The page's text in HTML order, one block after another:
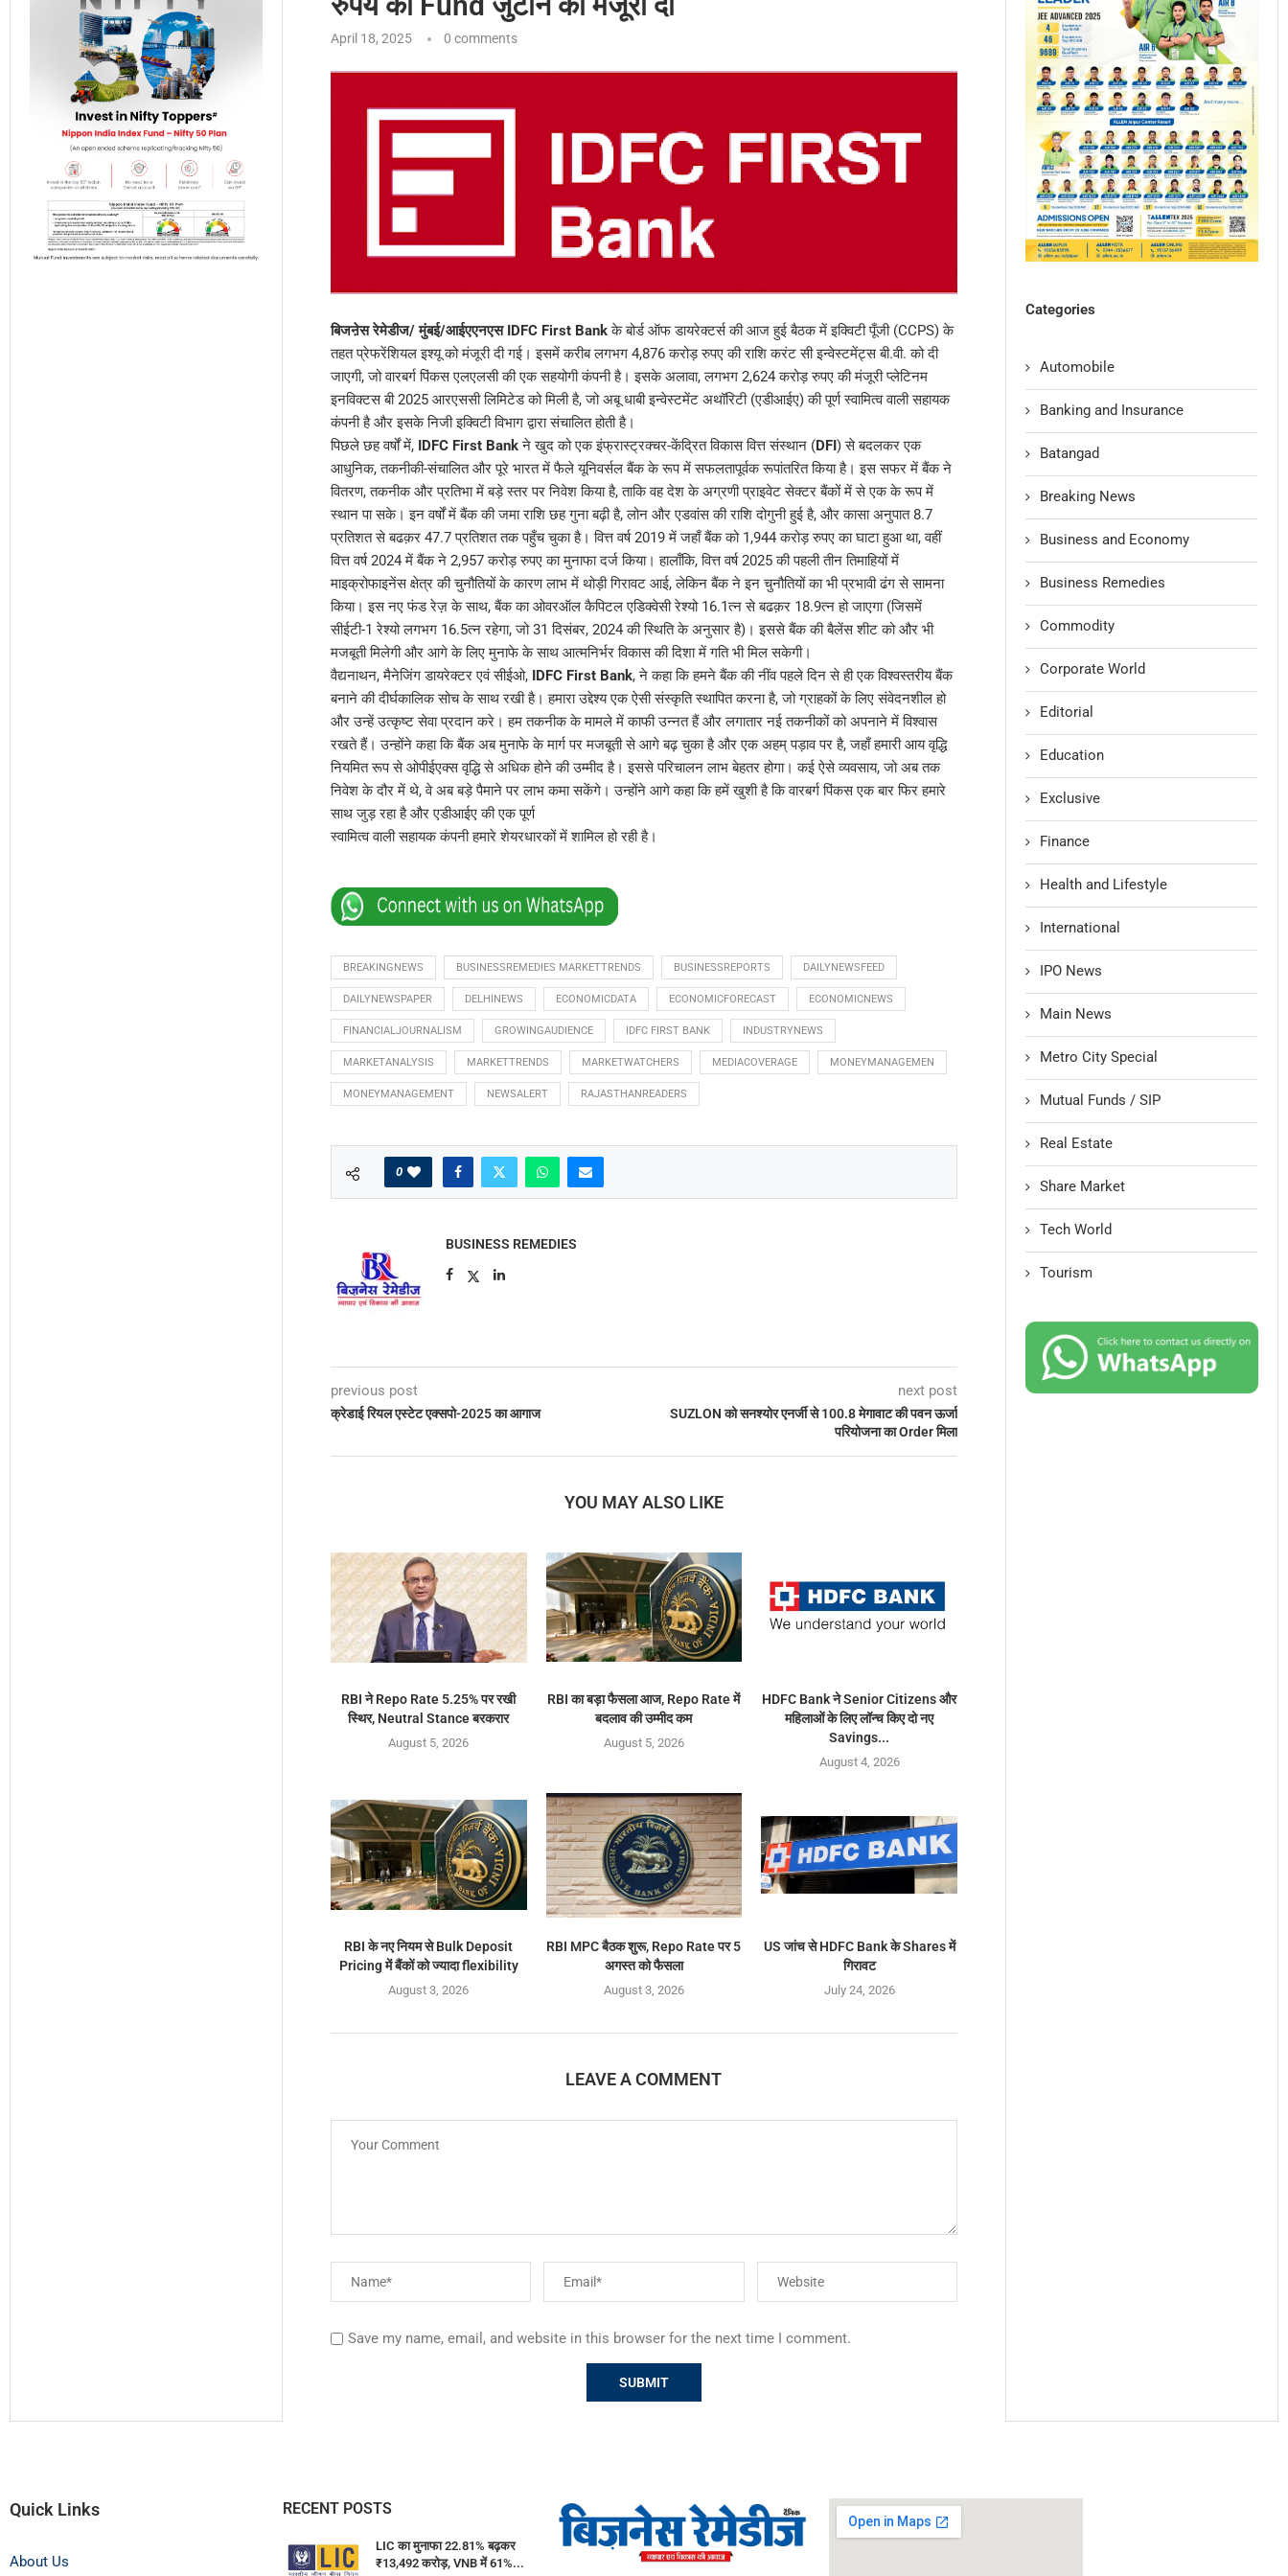
April 18, 2025 0 comments
बिजऩेस रेमेडीज/ मुंबई/आईएएनएस IDFC First Bankके बोर्ड ऑफ डायरेक्टर्स की आज हुई बैठक में इक्विटी पूँजी (CCPS) के
तहत प्रेफरेंशियल इश्यू को मंजूरी दी गई। इसमें करीब लगभग 4,876 करोड़ रुपए की राशि करंट सी इन्वेस्टमेंट्स बी.वी. को दी
जाएगी, जो वारबर्ग पिंकस एलएलसी की एक सहयोगी कंपनी है। इसके अलावा, लगभग 2,624 करोड़ रुपए की मंजूरी प्लेटिनम
इनविक्टस बी 2025 आरएससी लिमिटेड को मिली है, जो अबू धाबी इन्वेस्टमेंट अथॉरिटी (एडीआईए) की पूर्ण स्वामित्व वाली सहायक
कंपनी है और इसके निजी इक्विटी विभाग द्वारा संचालित होती है।
पिछले छह वर्षों में, IDFC First Bankने खुद को एक इंफ्रास्ट्रक्चर-केंद्रित विकास वित्त संस्थान (DFI) से बदलकर एक
आधुनिक, तकनीकी-संचालित और पूरे भारत में फैले यूनिवर्सल बैंक के रूप में सफलतापूर्वक रूपांतरित किया है। इस सफर में बैंक ने
वितरण, तकनीक और प्रतिभा में बड़े स्तर पर निवेश किया है, ताकि वह देश के अग्रणी प्राइवेट सेक्टर बैंकों में से एक के रूप में
स्थान पा सके। इन वर्षों में बैंक की जमा राशि छह गुना बढ़ी है, लोन और एडवांस की राशि दोगुनी हुई है, और कासा अनुपात 8.7
प्रतिशत से बढक़र 47.7 प्रतिशत तक पहुँच चुका है। वित्त वर्ष 2019 में जहाँ बैंक को 1,944 करोड़ रुपए का घाटा हुआ था, वहीं
वित्त वर्ष 2024 में बैंक ने 2,957 करोड़ रुपए का मुनाफा दर्ज किया। हालाँकि, वित्त वर्ष 2025 की पहली तीन तिमाहियों में
माइक्रोफाइनेंस क्षेत्र की चुनौतियों के कारण लाभ में थोड़ी गिरावट आई, लेकिन बैंक ने इन चुनौतियों का भी प्रभावी ढंग से सामना
किया। इस नए फंड रेज़ के साथ, बैंक का ओवरऑल कैपिटल एडिक्वेसी रेश्यो 16.1त्न से बढक़र 18.9त्न हो जाएगा (जिसमें
सीईटी-1 रेश्यो लगभग 16.5त्न रहेगा, जो 31 दिसंबर, 2024 की स्थिति के अनुसार है)। इससे बैंक की बैलेंस शीट को और भी
मजबूती मिलेगी और आगे के लिए मुनाफे के साथ आत्मनिर्भर विकास की दिशा में गति भी मिल सकेगी।
वैद्यनाथन, मैनेजिंग डायरेक्टर एवं सीईओ, IDFC First Bank, ने कहा कि हमने बैंक की नींव पहले दिन से ही एक विश्वस्तरीय बैंक
बनाने की दीर्घकालिक सोच के साथ रखी है। हमारा उद्देश्य एक ऐसी संस्कृति स्थापित करना है, जो ग्राहकों के लिए संवेदनशील हो
और उन्हें उत्कृष्ट सेवा प्रदान करे। हम तकनीक के मामले में काफी उन्नत हैं और लगातार नई तकनीकों को अपनाने में विश्वास
रखते हैं। उन्होंने कहा कि बैंक अब मुनाफे के मार्ग पर मजबूती से आगे बढ़ चुका है और एक अहम् पड़ाव पर है, जहाँ हमारी आय वृद्धि
नियमित रूप से ओपीईएक्स वृद्धि से अधिक होने की उम्मीद है। इससे परिचालन लाभ बेहतर होगा। कई ऐसे व्यवसाय, जो अब तक
निवेश के दौर में थे, वे अब बड़े पैमाने पर लाभ कमा सकेंगे। उन्होंने आगे कहा कि हमें खुशी है कि वारबर्ग पिंकस एक बार फिर हमारे
साथ जुड़ रहा है और एडीआईए की एक पूर्ण
स्वामित्व वाली सहायक कंपनी हमारे शेयरधारकों में शामिल हो रही है।
BREAKINGNEWS BUSINESSREMEDIES MARKETTRENDS BUSINESSREPORTS DAILYNEWSFEED
DAILYNEWSPAPER DELHINEWS ECONOMICDATA ECONOMICFORECAST ECONOMICNEWS
FINANCIALJOURNALISM GROWINGAUDIENCE IDFC FIRST BANK INDUSTRYNEWS
MARKETANALYSIS MARKETTRENDS MARKETWATCHERS MEDIACOVERAGE MONEYMANAGEMEN
MONEYMANAGEMENT NEWSALERT RAJASTHANREADERS
0
BUSINESS REMEDIES
previous post
क्रेडाई रियल एस्टेट एक्सपो-2025 का आगाज
next post
SUZLON को सनश्योर एनर्जी से 100.8 मेगावाट की पवन ऊर्जा
परियोजना का Order मिला
YOU MAY ALSO LIKE
RBI ने Repo Rate 5.25% पर रखी
स्थिर, Neutral Stance बरकरार
August 5, 2026
RBI का बड़ा फैसला आज, Repo Rate में
बदलाव की उम्मीद कम
August 5, 2026
HDFC Bank ने Senior Citizens और
महिलाओं के लिए लॉन्च किए दो नए
Savings...
August 4, 2026
RBI के नए नियम से Bulk Deposit
Pricing में बैंकों को ज्यादा flexibility
August 3, 2026
RBI MPC बैठक शुरू, Repo Rate पर 5
अगस्त को फैसला
August 3, 2026
US जांच से HDFC Bank के Shares में
गिरावट
July 24, 2026
LEAVE A COMMENT
Save my name, email, and website in this browser for the next time I comment.
Categories
Automobile
Banking and Insurance
Batangad
Breaking News
Business and Economy
Business Remedies
Commodity
Corporate World
Editorial
Education
Exclusive
Finance
Health and Lifestyle
International
IPO News
Main News
Metro City Special
Mutual Funds / SIP
Real Estate
Share Market
Tech World
Tourism
Quick Links
About Us
RECENT POSTS
LIC का मुनाफा 22.81% बढ़कर
₹13,492 करोड़, VNB में 61%...